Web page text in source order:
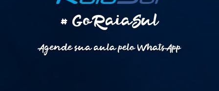
# GoRaiaSul
Agende sua aula pelo WhatsApp